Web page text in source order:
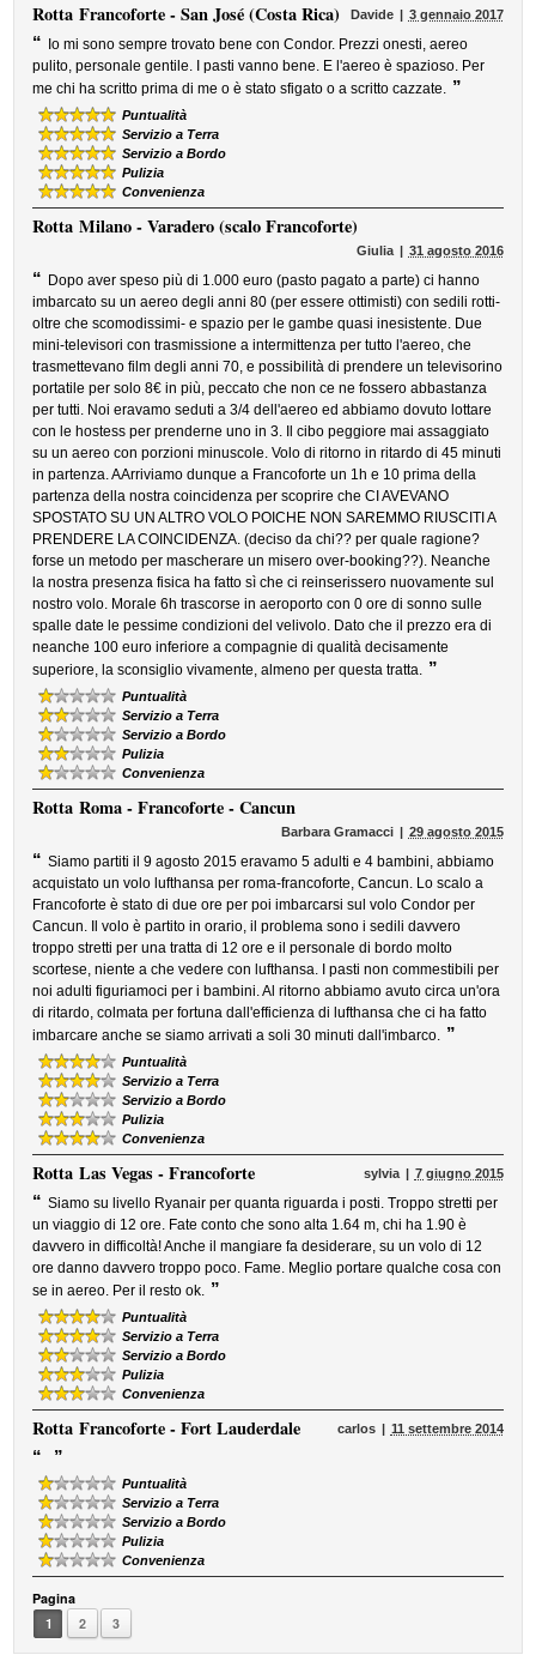
RottaFrancoforte - San José (Costa Rica) Davide 3 gennaio 2017
“
Io mi sono sempre trovato bene con Condor. Prezzi onesti, aereo
pulito, personale gentile. I pasti vanno bene. E l'aereo è spazioso. Per
me chi ha scritto prima di me o è stato sfigato o a scritto cazzate. ”
Puntualità
Servizio a Terra
Servizio a Bordo
Pulizia
Convenienza
RottaMilano - Varadero (scalo Francoforte)
Giulia 31 agosto 2016
“ Dopo aver speso più di 1.000 euro (pasto pagato a parte) ci hanno
imbarcato su un aereo degli anni 80 (per essere ottimisti) con sedili rotti-
oltre che scomodissimi- e spazio per le gambe quasi inesistente. Due
mini-televisori con trasmissione a intermittenza per tutto l'aereo, che
trasmettevano film degli anni 70, e possibilità di prendere un televisorino
portatile per solo 8€ in più, peccato che non ce ne fossero abbastanza
per tutti. Noi eravamo seduti a 3/4 dell'aereo ed abbiamo dovuto lottare
con le hostess per prenderne uno in 3. Il cibo peggiore mai assaggiato
su un aereo con porzioni minuscole. Volo di ritorno in ritardo di 45 minuti
in partenza. AArriviamo dunque a Francoforte un 1h e 10 prima della
partenza della nostra coincidenza per scoprire che CI AVEVANO
SPOSTATO SU UN ALTRO VOLO POICHE NON SAREMMO RIUSCITI A
PRENDERE LA COINCIDENZA. (deciso da chi?? per quale ragione?
forse un metodo per mascherare un misero over-booking??). Neanche
la nostra presenza fisica ha fatto sì che ci reinserissero nuovamente sul
nostro volo. Morale 6h trascorse in aeroporto con 0 ore di sonno sulle
spalle date le pessime condizioni del velivolo. Dato che il prezzo era di
neanche 100 euro inferiore a compagnie di qualità decisamente
superiore, la sconsiglio vivamente, almeno per questa tratta. ”
Puntualità
Servizio a Terra
Servizio a Bordo
Pulizia
Convenienza
RottaRoma - Francoforte - Cancun
Barbara Gramacci 29 agosto 2015
“ Siamo partiti il 9 agosto 2015 eravamo 5 adulti e 4 bambini, abbiamo
acquistato un volo lufthansa per roma-francoforte, Cancun. Lo scalo a
Francoforte è stato di due ore per poi imbarcarsi sul volo Condor per
Cancun. Il volo è partito in orario, il problema sono i sedili davvero
troppo stretti per una tratta di 12 ore e il personale di bordo molto
scortese, niente a che vedere con lufthansa. I pasti non commestibili per
noi adulti figuriamoci per i bambini. Al ritorno abbiamo avuto circa un'ora
di ritardo, colmata per fortuna dall'efficienza di lufthansa che ci ha fatto
imbarcare anche se siamo arrivati a soli 30 minuti dall'imbarco. ”
Puntualità
Servizio a Terra
Servizio a Bordo
Pulizia
Convenienza
RottaLas Vegas - Francoforte sylvia 7 giugno 2015
“ Siamo su livello Ryanair per quanta riguarda i posti. Troppo stretti per
un viaggio di 12 ore. Fate conto che sono alta 1.64 m, chi ha 1.90 è
davvero in difficoltà! Anche il mangiare fa desiderare, su un volo di 12
ore danno davvero troppo poco. Fame. Meglio portare qualche cosa con
se in aereo. Per il resto ok. ”
Puntualità
Servizio a Terra
Servizio a Bordo
Pulizia
Convenienza
RottaFrancoforte - Fort Lauderdale carlos 11 settembre 2014
“ ”
Puntualità
Servizio a Terra
Servizio a Bordo
Pulizia
Convenienza
Pagina
1
2 3